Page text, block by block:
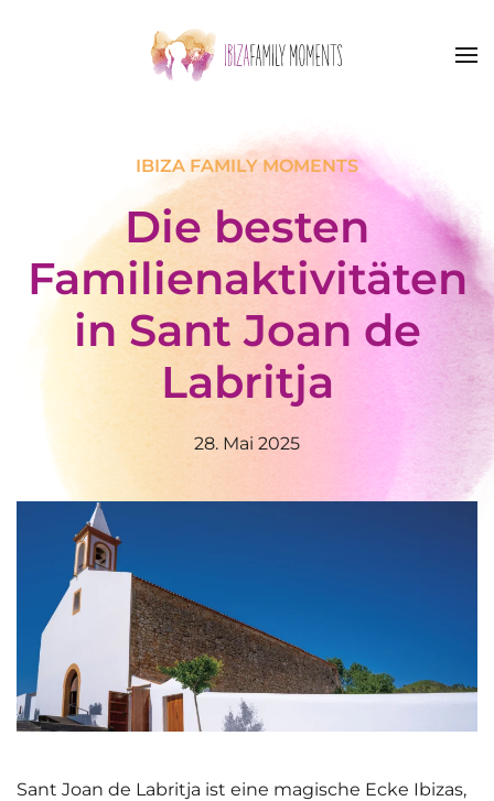
Zum Hauptinhalt springen
IBIZA FAMILY MOMENTS
Die besten
Familienaktivitäten
in Sant Joan de
Labritja
28. Mai 2025
Sant Joan de Labritja ist eine magische Ecke Ibizas,